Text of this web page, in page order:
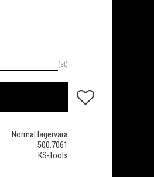
st
Lägg till i favoriter
Normal lagervara
500.7061
KS-Tools